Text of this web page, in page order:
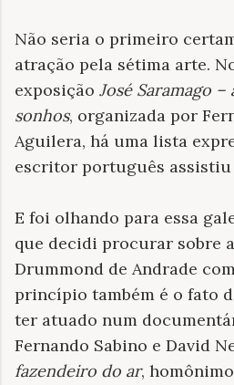
Não seria o primeiro
atração pela sétima arte.
exposição José Saramago
sonhos, organizada por
Aguilera, há uma lista
escritor português
E foi olhando para essa
que decidi procurar sobre
Drummond de Andrade
princípio também é o fato
ter atuado num
Fernando Sabino e David
fazendeiro do ar,